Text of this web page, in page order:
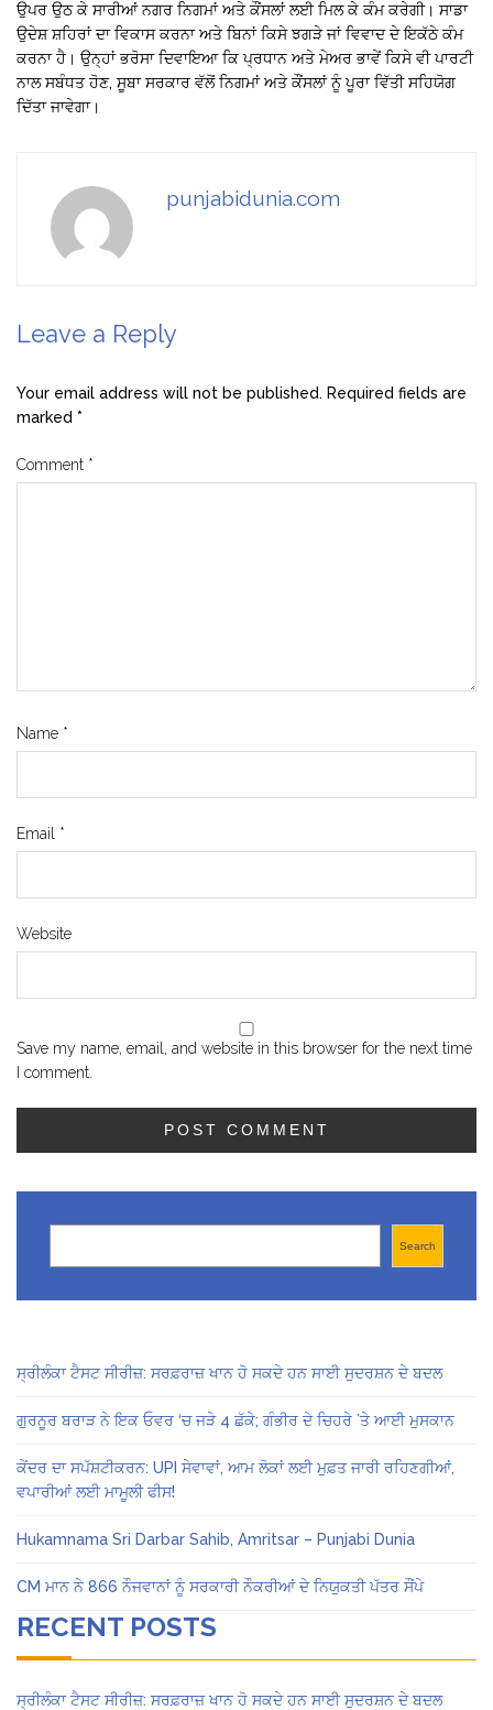
ਉਪਰ ਉਠ ਕੇ ਸਾਰੀਆਂ ਨਗਰ ਨਿਗਮਾਂ ਅਤੇ ਕੌਂਸਲਾਂ ਲਈ ਮਿਲ ਕੇ ਕੰਮ ਕਰੇਗੀ। ਸਾਡਾ
ਉਦੇਸ਼ ਸ਼ਹਿਰਾਂ ਦਾ ਵਿਕਾਸ ਕਰਨਾ ਅਤੇ ਬਿਨਾਂ ਕਿਸੇ ਝਗੜੇ ਜਾਂ ਵਿਵਾਦ ਦੇ ਇਕੱਠੇ ਕੰਮ
ਕਰਨਾ ਹੈ। ਉਨ੍ਹਾਂ ਭਰੋਸਾ ਦਿਵਾਇਆ ਕਿ ਪ੍ਰਧਾਨ ਅਤੇ ਮੇਅਰ ਭਾਵੇਂ ਕਿਸੇ ਵੀ ਪਾਰਟੀ
ਨਾਲ ਸਬੰਧਤ ਹੋਣ, ਸੂਬਾ ਸਰਕਾਰ ਵੱਲੋਂ ਨਿਗਮਾਂ ਅਤੇ ਕੌਂਸਲਾਂ ਨੂੰ ਪੂਰਾ ਵਿੱਤੀ ਸਹਿਯੋਗ
ਦਿੱਤਾ ਜਾਵੇਗਾ।
punjabidunia.com
Leave a Reply
Your email address will not be published. Required fields are
marked *
Comment *
Name *
Email *
Website
Save my name, email, and website in this browser for the next time
I comment.
Search
ਸ੍ਰੀਲੰਕਾ ਟੈਸਟ ਸੀਰੀਜ਼: ਸਰਫ਼ਰਾਜ਼ ਖਾਨ ਹੋ ਸਕਦੇ ਹਨ ਸਾਈ ਸੁਦਰਸ਼ਨ ਦੇ ਬਦਲ
ਗੁਰਨੂਰ ਬਰਾੜ ਨੇ ਇਕ ਓਵਰ ‘ਚ ਜੜੇ 4 ਛੱਕੇ; ਗੰਭੀਰ ਦੇ ਚਿਹਰੇ ’ਤੇ ਆਈ ਮੁਸਕਾਨ
ਕੇਂਦਰ ਦਾ ਸਪੱਸ਼ਟੀਕਰਨ: UPI ਸੇਵਾਵਾਂ, ਆਮ ਲੋਕਾਂ ਲਈ ਮੁਫ਼ਤ ਜਾਰੀ ਰਹਿਣਗੀਆਂ,
ਵਪਾਰੀਆਂ ਲਈ ਮਾਮੂਲੀ ਫੀਸ!
Hukamnama Sri Darbar Sahib, Amritsar – Punjabi Dunia
CM ਮਾਨ ਨੇ 866 ਨੌਜਵਾਨਾਂ ਨੂੰ ਸਰਕਾਰੀ ਨੌਕਰੀਆਂ ਦੇ ਨਿਯੁਕਤੀ ਪੱਤਰ ਸੌਂਪੇ
RECENT POSTS
ਸ੍ਰੀਲੰਕਾ ਟੈਸਟ ਸੀਰੀਜ਼: ਸਰਫ਼ਰਾਜ਼ ਖਾਨ ਹੋ ਸਕਦੇ ਹਨ ਸਾਈ ਸੁਦਰਸ਼ਨ ਦੇ ਬਦਲ